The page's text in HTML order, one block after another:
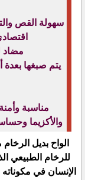
سهولة القص
مضاد
يتم صبغها
مناسبة
والأكزيما
الواح بديل
للرخام الطبيعي
الإنسان في مكوناته